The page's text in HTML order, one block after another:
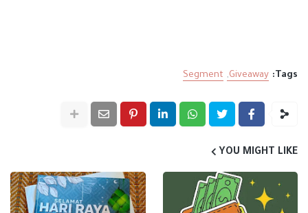
Tags:
Giveaway
Segment
YOU MIGHT LIKE